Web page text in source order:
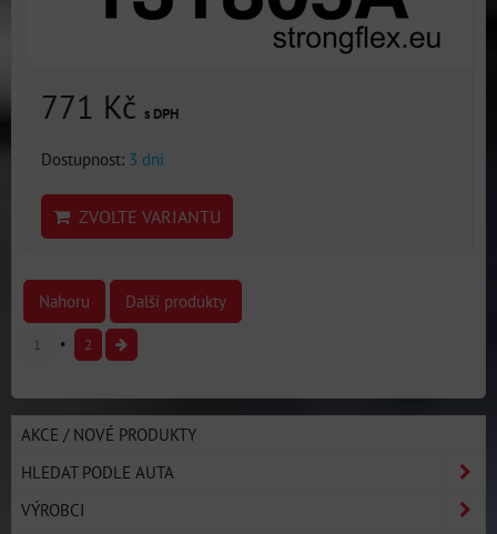
771 Kč s DPH
Dostupnost: 3 dni
ZVOLTE VARIANTU
Nahoru Další produkty
1 2
AKCE / NOVÉ PRODUKTY
HLEDAT PODLE AUTA
VÝROBCI